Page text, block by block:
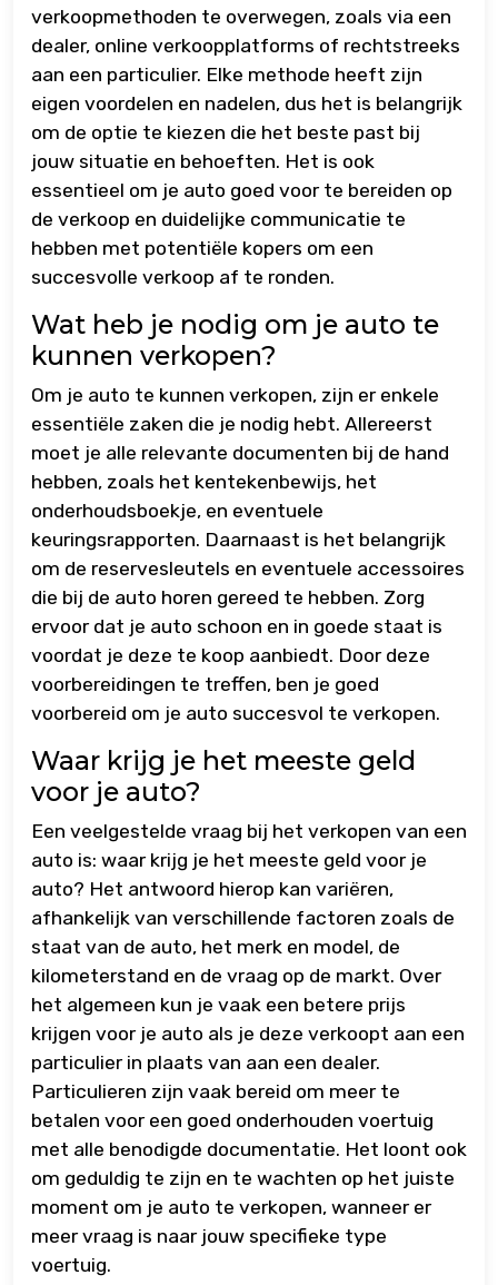
verkoopmethoden te overwegen, zoals via een
dealer, online verkoopplatforms of rechtstreeks
aan een particulier. Elke methode heeft zijn
eigen voordelen en nadelen, dus het is belangrijk
om de optie te kiezen die het beste past bij
jouw situatie en behoeften. Het is ook
essentieel om je auto goed voor te bereiden op
de verkoop en duidelijke communicatie te
hebben met potentiële kopers om een
succesvolle verkoop af te ronden.
Wat heb je nodig om je auto te
kunnen verkopen?
Om je auto te kunnen verkopen, zijn er enkele
essentiële zaken die je nodig hebt. Allereerst
moet je alle relevante documenten bij de hand
hebben, zoals het kentekenbewijs, het
onderhoudsboekje, en eventuele
keuringsrapporten. Daarnaast is het belangrijk
om de reservesleutels en eventuele accessoires
die bij de auto horen gereed te hebben. Zorg
ervoor dat je auto schoon en in goede staat is
voordat je deze te koop aanbiedt. Door deze
voorbereidingen te treffen, ben je goed
voorbereid om je auto succesvol te verkopen.
Waar krijg je het meeste geld
voor je auto?
Een veelgestelde vraag bij het verkopen van een
auto is: waar krijg je het meeste geld voor je
auto? Het antwoord hierop kan variëren,
afhankelijk van verschillende factoren zoals de
staat van de auto, het merk en model, de
kilometerstand en de vraag op de markt. Over
het algemeen kun je vaak een betere prijs
krijgen voor je auto als je deze verkoopt aan een
particulier in plaats van aan een dealer.
Particulieren zijn vaak bereid om meer te
betalen voor een goed onderhouden voertuig
met alle benodigde documentatie. Het loont ook
om geduldig te zijn en te wachten op het juiste
moment om je auto te verkopen, wanneer er
meer vraag is naar jouw specifieke type
voertuig.